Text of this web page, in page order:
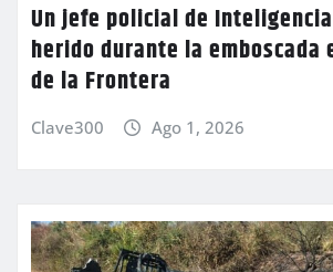
Un jefe policial de
herido durante la emboscada
de la Frontera
Clave300 Ago 1, 2026